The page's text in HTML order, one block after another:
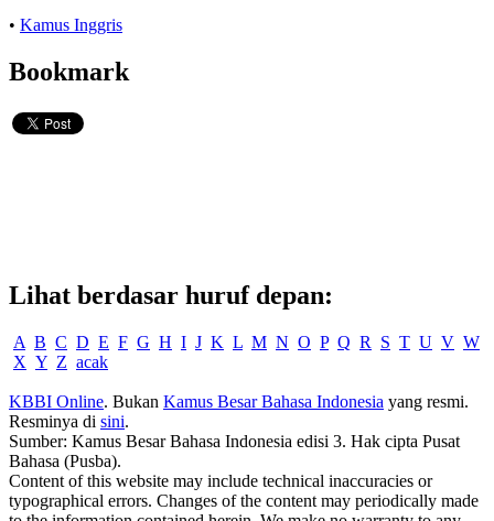
• Kamus Inggris
Bookmark
Lihat berdasar huruf depan:
A B C D E F G H I J K L M N O P Q R S T U V W
X Y Z acak
KBBI Online. Bukan Kamus Besar Bahasa Indonesia yang resmi.
Resminya di sini.
Sumber: Kamus Besar Bahasa Indonesia edisi 3. Hak cipta Pusat
Bahasa (Pusba).
Content of this website may include technical inaccuracies or
typographical errors. Changes of the content may periodically made